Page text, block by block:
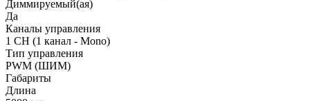
Диммируемый(ая)
Да
Каналы управления
1 CH (1 канал - Mono)
Тип управления
PWM (ШИМ)
Габариты
Длина